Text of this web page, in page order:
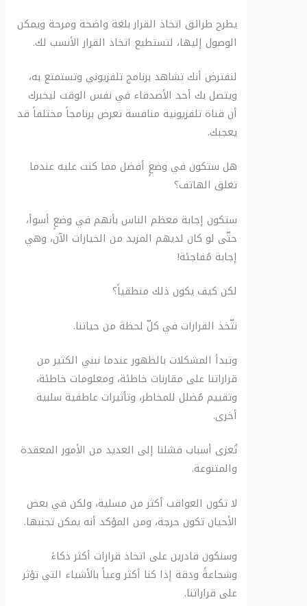
يطرح طرائق اتخاذ القرار بلغة واضحة ومرحة ويمكن
الوصول إليها، لتستطيع اتخاذ القرار الأنسب لك.
لنفترض أنك تشاهد برنامج تلفزيوني وتستمتع به،
ويتصل بك أحد الأصدقاء في نفس الوقت ليخبرك
أن قناة تلفزيونية منافسة تعرض برنامجاً مختلفاً قد
يعجبك.
هل ستكون في وضعٍ أفضل مما كنت عليه عندما
تغلق الهاتف؟
ستكون إجابة معظم الناس بأنهم في وضعٍ أسوأ،
حتّى لو كان لديهم المزيد من الخيارات الآن، وهي
إجابة مُفاجئة!
لكن كيف يكون ذلك منطقياً؟
نتّخذ القرارات في كلّ لحظة من حياتنا.
وتبدأ المشكلات بالظهور عندما نبني الكثير من
قراراتنا على مقارنات خاطئة، ومعلومات خاطئة،
وتقييم مُضلل للمخاطر، وتأثيرات عاطفية سلبية
أخرى.
تُعزى أسباب فشلنا إلى العديد من الأمور المعقدة
والمتنوعة.
لا تكون العواقب أكثر من مسلية، ولكن في بعض
الأحيان تكون حرجة، ومن المؤكد أنه يمكن تجنبها.
وسنكون قادرين على اتخاذ قرارات أكثر ذكاءً
وشجاعةً ودقة إذا كنا أكثر وعياً بالأشياء التي تؤثر
على قراراتنا.